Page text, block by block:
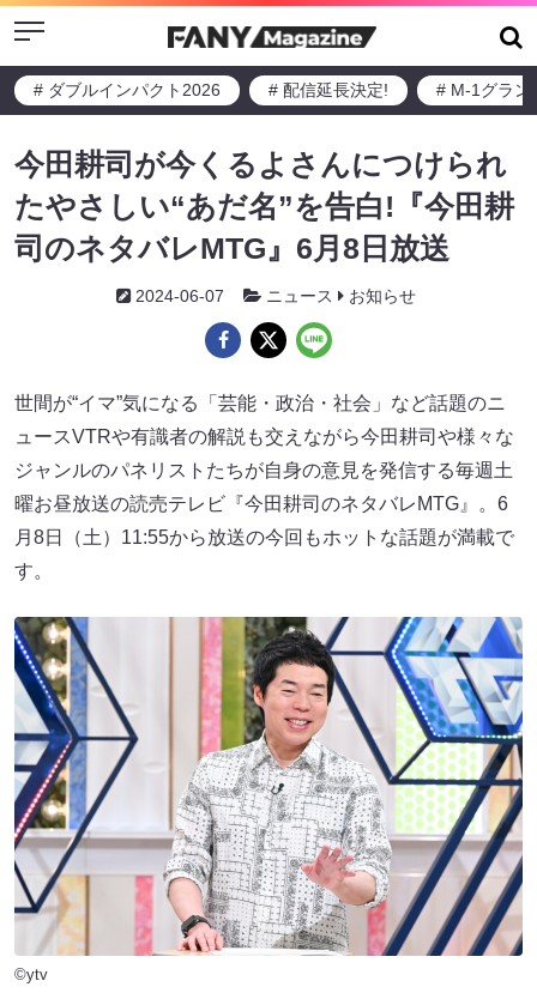
Menu
# ダブルインパクト2026 # 配信延長決定! # M-1グラン
今田耕司が今くるよさんにつけられ
たやさしい“あだ名”を告白!『今田耕
司のネタバレMTG』6月8日放送
2024-06-07 ニュース お知らせ
世間が“イマ”気になる「芸能・政治・社会」など話題のニ
ュースVTRや有識者の解説も交えながら今田耕司や様々な
ジャンルのパネリストたちが自身の意見を発信する毎週土
曜お昼放送の読売テレビ『今田耕司のネタバレMTG』。6
月8日（土）11:55から放送の今回もホットな話題が満載で
す。
©ytv